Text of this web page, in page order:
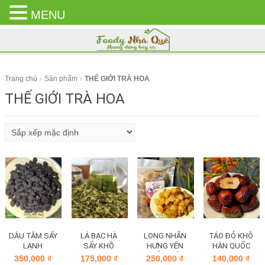
CLOSE
MENU
Trang chủ Sản phẩm THẾ GIỚI TRÀ HOA
THẾ GIỚI TRÀ HOA
DÂU TẰM SẤY
LẠNH
350,000₫
LÁ BẠC HÀ
SẤY KHÔ
175,000 ₫
LONG NHÃN
HƯNG YÊN
SẤY KHÔ
250,000₫
TÁO ĐỎ KHÔ
HÀN QUỐC
140,000₫
MENU